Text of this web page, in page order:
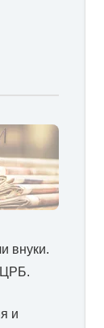
внуки.
ЦРБ.
и